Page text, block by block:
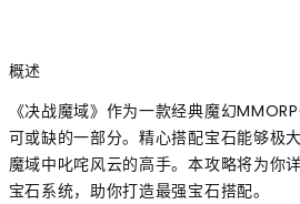
概述
《决战魔域》作为一款经典魔幻
可或缺的一部分。精心搭配宝石能够极
魔域中叱咤风云的高手。本攻略将为你
宝石系统，助你打造最强宝石搭配。